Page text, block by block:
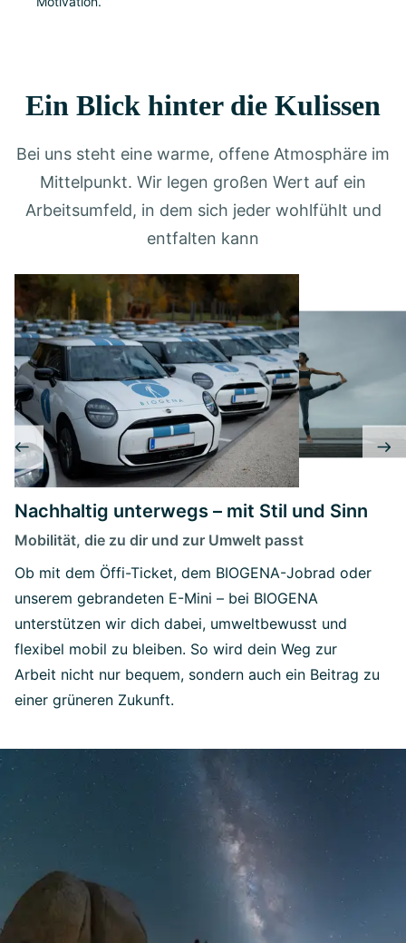
Ein Blick hinter die Kulissen
Bei uns steht eine warme, offene Atmosphäre im
Mittelpunkt. Wir legen großen Wert auf ein
Arbeitsumfeld, in dem sich jeder wohlfühlt und
entfalten kann
Nachhaltig unterwegs – mit Stil und Sinn
Mobilität, die zu dir und zur Umwelt passt
Ob mit dem Öffi-Ticket, dem BIOGENA-Jobrad oder
unserem gebrandeten E-Mini – bei BIOGENA
unterstützen wir dich dabei, umweltbewusst und
flexibel mobil zu bleiben. So wird dein Weg zur
Arbeit nicht nur bequem, sondern auch ein Beitrag zu
einer grüneren Zukunft.